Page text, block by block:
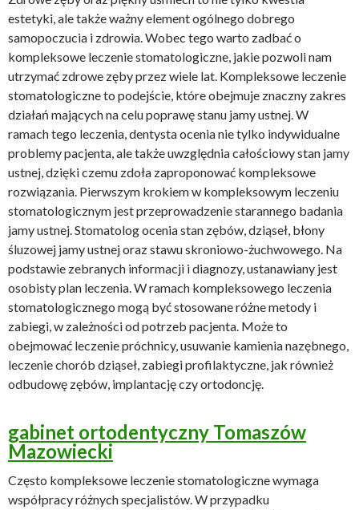
estetyki, ale także ważny element ogólnego dobrego
samopoczucia i zdrowia. Wobec tego warto zadbać o
kompleksowe leczenie stomatologiczne, jakie pozwoli nam
utrzymać zdrowe zęby przez wiele lat. Kompleksowe leczenie
stomatologiczne to podejście, które obejmuje znaczny zakres
działań mających na celu poprawę stanu jamy ustnej. W
ramach tego leczenia, dentysta ocenia nie tylko indywidualne
problemy pacjenta, ale także uwzględnia całościowy stan jamy
ustnej, dzięki czemu zdoła zaproponować kompleksowe
rozwiązania. Pierwszym krokiem w kompleksowym leczeniu
stomatologicznym jest przeprowadzenie starannego badania
jamy ustnej. Stomatolog ocenia stan zębów, dziąseł, błony
śluzowej jamy ustnej oraz stawu skroniowo-żuchwowego. Na
podstawie zebranych informacji i diagnozy, ustanawiany jest
osobisty plan leczenia. W ramach kompleksowego leczenia
stomatologicznego mogą być stosowane różne metody i
zabiegi, w zależności od potrzeb pacjenta. Może to
obejmować leczenie próchnicy, usuwanie kamienia nazębnego,
leczenie chorób dziąseł, zabiegi profilaktyczne, jak również
odbudowę zębów, implantację czy ortodoncję.
gabinet ortodentyczny Tomaszów
Mazowiecki
Często kompleksowe leczenie stomatologiczne wymaga
współpracy różnych specjalistów. W przypadku